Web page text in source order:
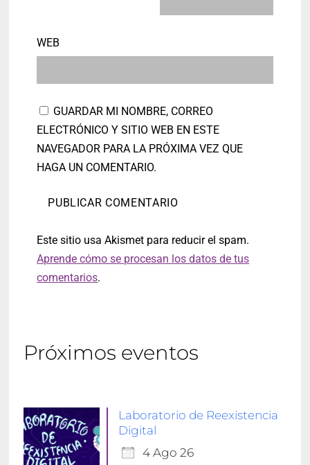
WEB
GUARDAR MI NOMBRE, CORREO
ELECTRÓNICO Y SITIO WEB EN ESTE
NAVEGADOR PARA LA PRÓXIMA VEZ QUE
HAGA UN COMENTARIO.
Este sitio usa Akismet para reducir el spam.
Aprende cómo se procesan los datos de tus
comentarios.
Próximos eventos
Laboratorio de Reexistencia
Digital
4 Ago 26